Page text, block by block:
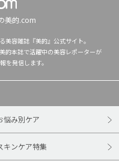
美的.com
美容雑誌『美的』公式サイト。
的本誌で活躍中の美容レポーターが
を発信します。
悩み別ケア
キンケア特集